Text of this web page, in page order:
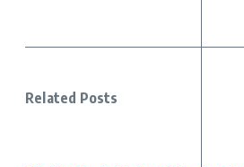
Related Posts